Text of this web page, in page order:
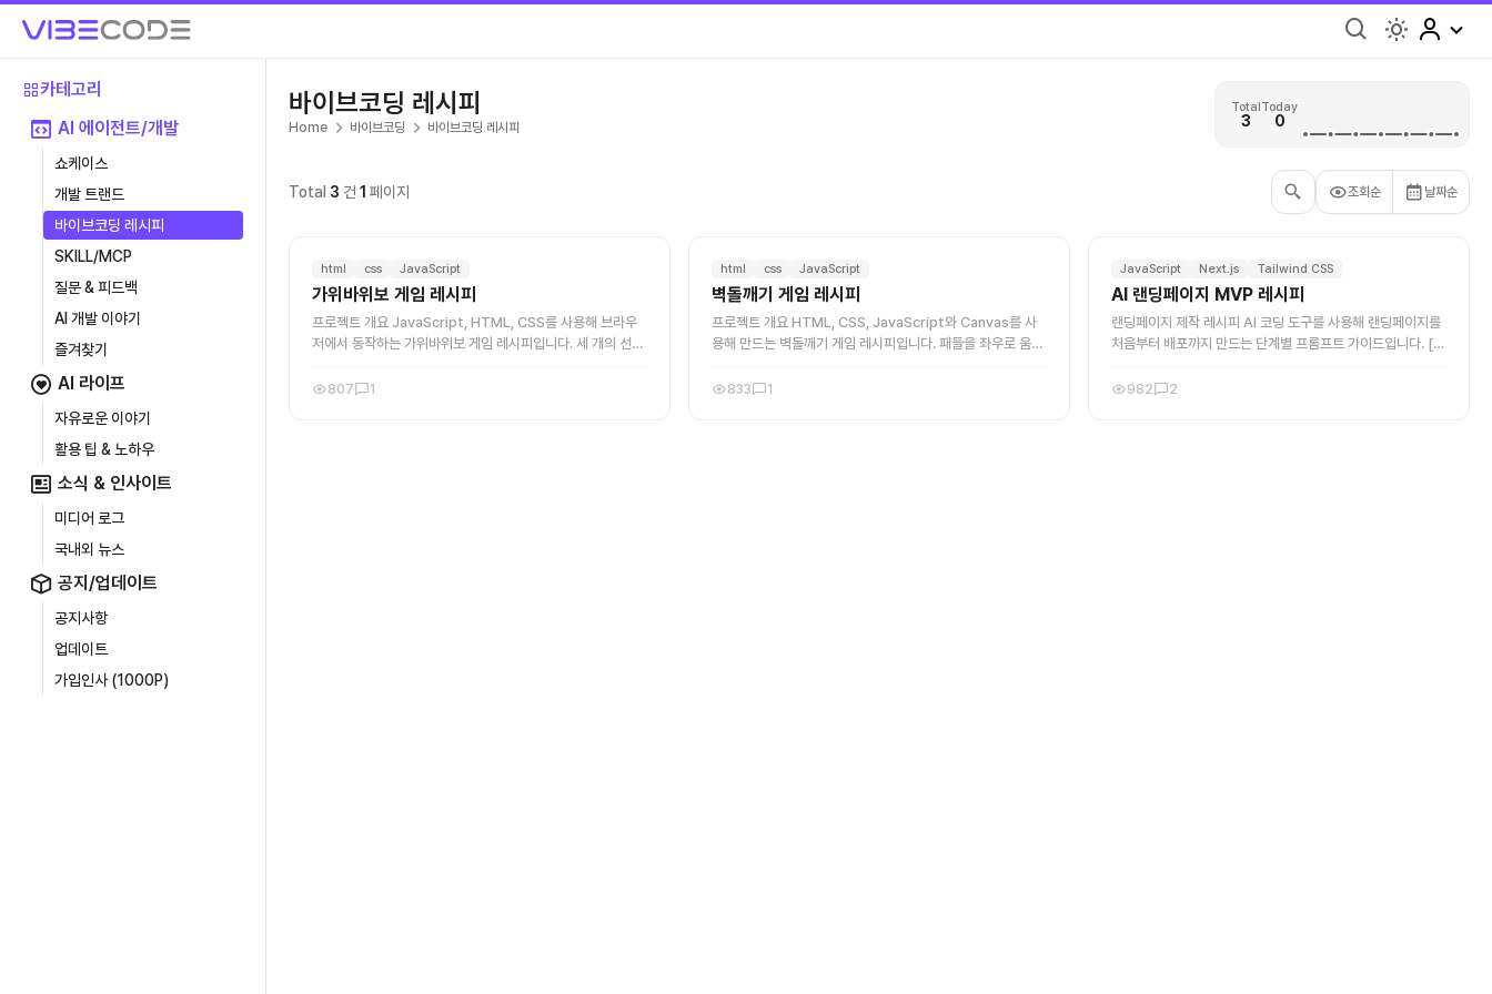
카테고리
AI 에이전트/개발
쇼케이스
개발 트랜드
바이브코딩 레시피
SKILL/MCP
질문 & 피드백
AI 개발 이야기
즐겨찾기
AI 라이프
자유로운 이야기
활용 팁 & 노하우
소식 & 인사이트
미디어 로그
국내외 뉴스
공지/업데이트
공지사항
업데이트
가입인사 (1000P)
바이브코딩 레시피
Home 바이브코딩 바이브코딩 레시피
Total
3
Today
0
Total 3 건 1 페이지 조회순 날짜순
html css JavaScript
가위바위보 게임 레시피
프로젝트 개요 JavaScript, HTML, CSS를 사용해 브라우
저에서 동작하는 가위바위보 게임 레시피입니다. 세 개의 선택
807 1
html css JavaScript
벽돌깨기 게임 레시피
프로젝트 개요 HTML, CSS, JavaScript와 Canvas를 사
용해 만드는 벽돌깨기 게임 레시피입니다. 패들을 좌우로 움직
완결성 있는 구조로 구성 ...
833 1
JavaScript Next.js Tailwind CSS
AI 랜딩페이지 MVP 레시피
랜딩페이지 제작 레시피 AI 코딩 도구를 사용해 랜딩페이지를
처음부터 배포까지 만드는 단계별 프롬프트 가이드입니다. [대
982 2